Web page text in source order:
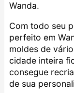
Wanda.
Com todo seu
perfeito em
moldes de
cidade inteira
consegue
de sua